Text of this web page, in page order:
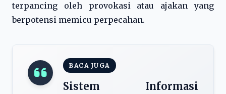
terpancing oleh provokasi atau ajakan yang
berpotensi memicu perpecahan.
BACA JUGA
Sistem Informasi